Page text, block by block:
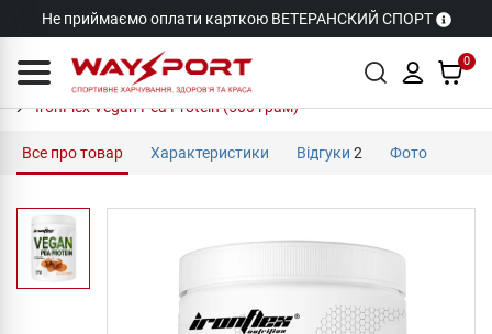
Не приймаємо оплати карткою ВЕТЕРАНСКИЙ СПОРТ
0
IronFlex Vegan Pea Protein (500 грам)
Все про товар Характеристики Відгуки 2 Фото